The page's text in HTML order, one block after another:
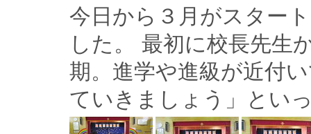
今日から３月がスター
した。 最初に校長先生
期。進学や進級が近付
ていきましょう」とい